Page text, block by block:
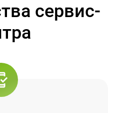
сервис-